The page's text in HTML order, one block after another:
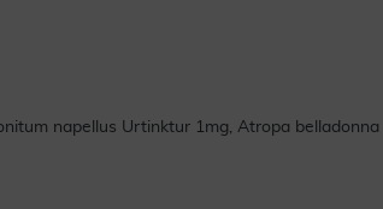
napellus Urtinktur 1mg, Atropa belladonna